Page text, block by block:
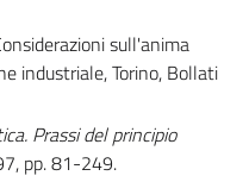
sull'anima
industriale, Torino, Bollati
Prassi del principio
pp. 81-249.